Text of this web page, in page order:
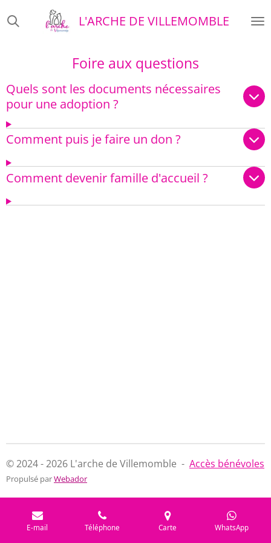
au
L'ARCHE DE VILLEMOMBLE
Foire aux questions
Quels sont les documents nécessaires
pour une adoption ?
Comment puis je faire un don ?
Comment devenir famille d'accueil ?
© 2024 - 2026 L'arche de Villemomble - Accès bénévoles
Propulsé parWebador
E-mail Téléphone Carte WhatsApp